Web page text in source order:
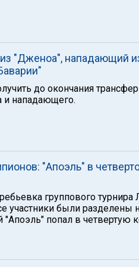
"Дженоа", нападающий
до окончания
и нападающего.
"Апоэль" в
группового турнира
участники были разделены
попал в четвертую